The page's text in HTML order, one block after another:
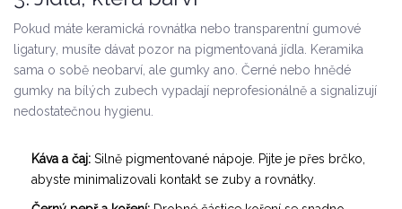
Pokud máte keramická rovnátka nebo transparentní gumové
ligatury, musíte dávat pozor na pigmentovaná jídla. Keramika
sama o sobě neobarví, ale gumky ano. Černé nebo hnědé
gumky na bílých zubech vypadají neprofesionálně a signalizují
nedostatečnou hygienu.
Káva a čaj: Silně pigmentované nápoje. Pijte je přes brčko,
abyste minimalizovali kontakt se zuby a rovnátky.